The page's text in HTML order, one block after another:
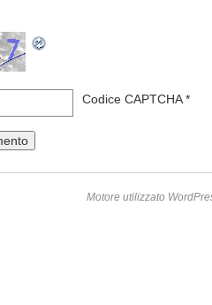
Codice CAPTCHA*
Motore utilizzato